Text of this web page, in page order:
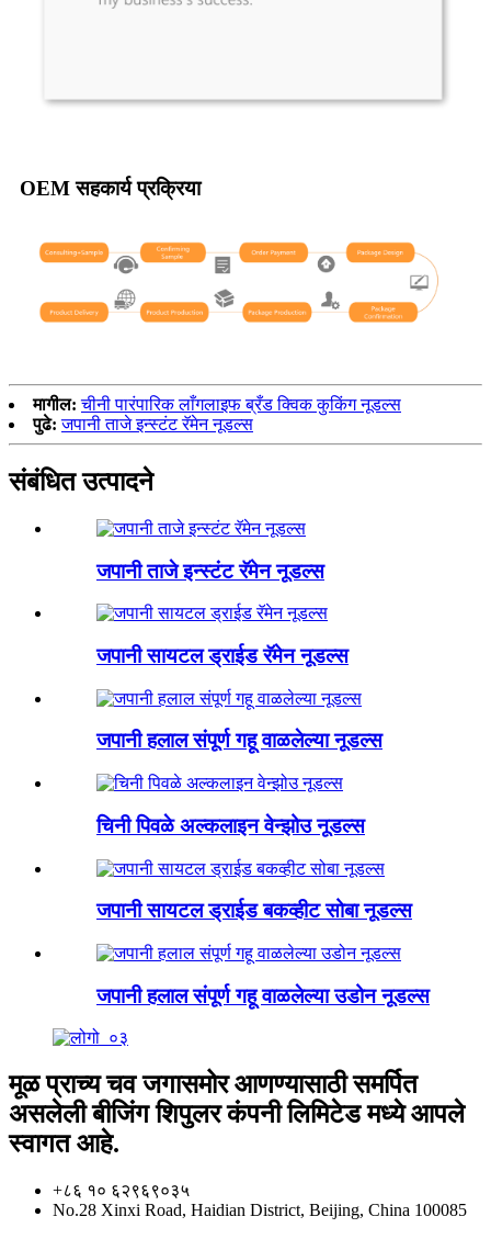
OEM सहकार्य प्रक्रिया
मागील: चीनी पारंपारिक लाँगलाइफ ब्रँड क्विक कुकिंग नूडल्स
पुढे: जपानी ताजे इन्स्टंट रॅमेन नूडल्स
संबंधित उत्पादने
जपानी ताजे इन्स्टंट रॅमेन नूडल्स
जपानी सायटल ड्राईड रॅमेन नूडल्स
जपानी हलाल संपूर्ण गहू वाळलेल्या नूडल्स
चिनी पिवळे अल्कलाइन वेन्झोउ नूडल्स
जपानी सायटल ड्राईड बकव्हीट सोबा नूडल्स
जपानी हलाल संपूर्ण गहू वाळलेल्या उडोन नूडल्स
मूळ प्राच्य चव जगासमोर आणण्यासाठी समर्पित
असलेली बीजिंग शिपुलर कंपनी लिमिटेड मध्ये आपले
स्वागत आहे.
+८६ १० ६२९६९०३५
No.28 Xinxi Road, Haidian District, Beijing, China 100085